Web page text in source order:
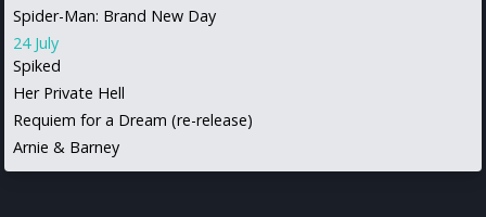
Spider-Man: Brand New Day
24 July
Spiked
Her Private Hell
Requiem for a Dream (re-release)
Arnie & Barney